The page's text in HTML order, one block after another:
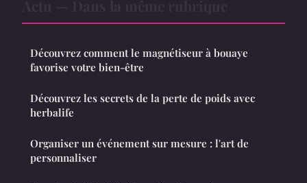
Découvrez comment le magnétiseur à bouaye
favorise votre bien-être
Découvrez les secrets de la perte de poids avec
herbalife
Organiser un événement sur mesure : l'art de
personnaliser